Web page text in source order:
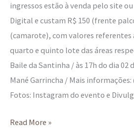
ingressos estão à venda pelo site
Digital e custam R$ 150 (frente
(camarote), com valores referentes
quarto e quinto lote das áreas
Baile da Santinha / às 17h do dia 02
Mané Garrincha / Mais
Fotos: Instagram do evento e
Read More »